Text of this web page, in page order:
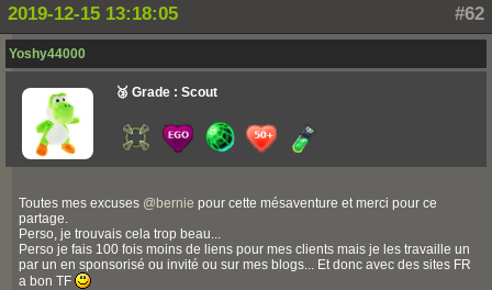
#62
2019-12-15 13:18:05
Yoshy44000
🥉 Grade : Scout
Toutes mes excuses @bernie pour cette mésaventure et merci pour ce
partage.
Perso, je trouvais cela trop beau...
Perso je fais 100 fois moins de liens pour mes clients mais je les travaille un
par un en sponsorisé ou invité ou sur mes blogs... Et donc avec des sites FR
a bon TF